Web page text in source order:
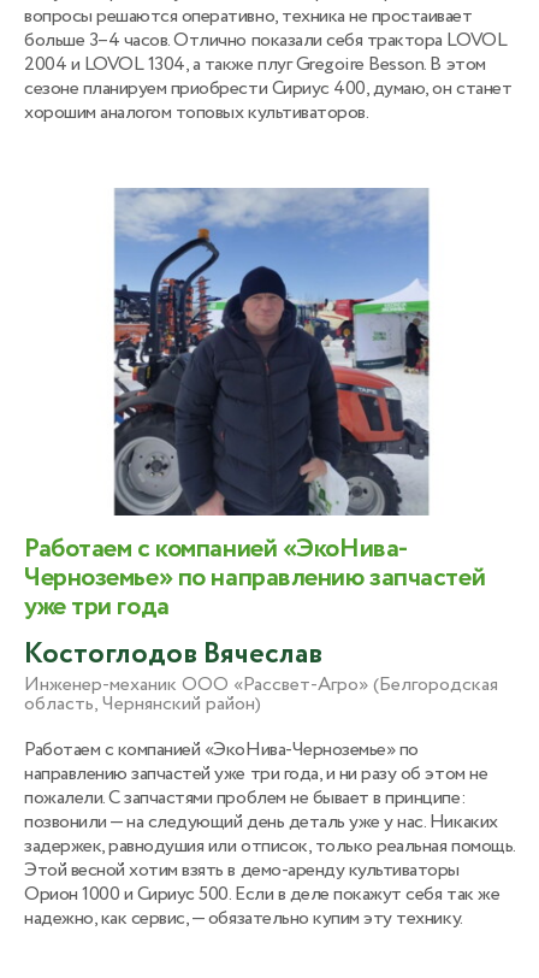
вопросы решаются оперативно, техника не простаивает
больше 3–4 часов. Отлично показали себя трактора LOVOL
2004 и LOVOL 1304, а также плуг Gregoire Besson. В этом
сезоне планируем приобрести Сириус 400, думаю, он станет
хорошим аналогом топовых культиваторов.
Работаем с компанией «ЭкоНива-
Черноземье» по направлению запчастей
уже три года
Костоглодов Вячеслав
Инженер-механик ООО «Рассвет-Агро» (Белгородская
область, Чернянский район)
Работаем с компанией «ЭкоНива-Черноземье» по
направлению запчастей уже три года, и ни разу об этом не
пожалели. С запчастями проблем не бывает в принципе:
позвонили — на следующий день деталь уже у нас. Никаких
задержек, равнодушия или отписок, только реальная помощь.
Этой весной хотим взять в демо-аренду культиваторы
Орион 1000 и Сириус 500. Если в деле покажут себя так же
надежно, как сервис, — обязательно купим эту технику.